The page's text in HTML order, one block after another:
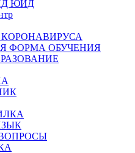
ЮИД
ФОРМА ОБУЧЕНИЯ